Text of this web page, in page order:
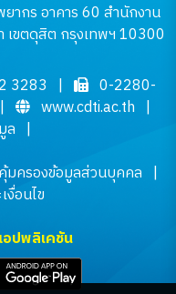
ากร อาคาร 60 สำนักงาน
เขตดุสิต กรุงเทพฯ 10300
3283 |
0-2280-
| www.cdti.ac.th |
ล |
มครองข้อมูลส่วนบุคคล |
งื่อนไข
อปพลิเคชัน